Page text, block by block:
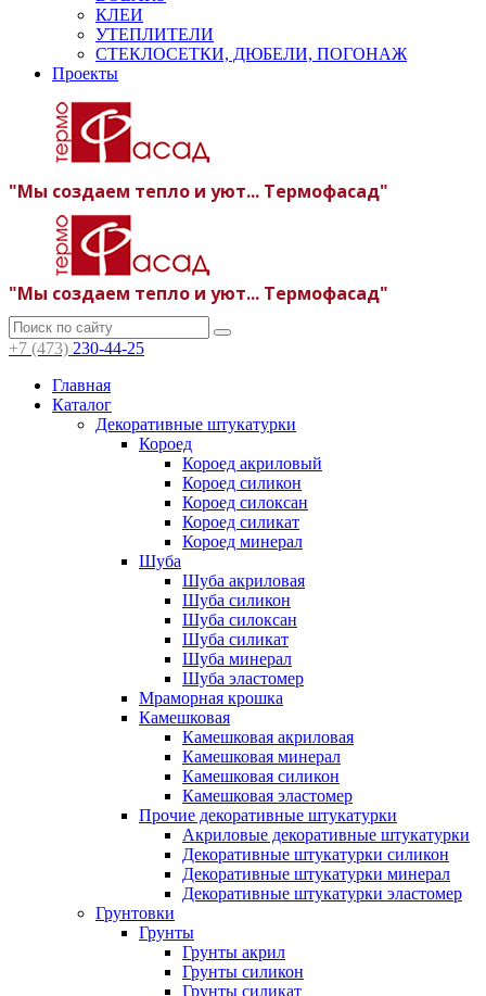
КЛЕИ
УТЕПЛИТЕЛИ
СТЕКЛОСЕТКИ, ДЮБЕЛИ, ПОГОНАЖ
Проекты
"Мы создаем тепло и уют... Термофасад"
"Мы создаем тепло и уют... Термофасад"
+7 (473) 230-44-25
Главная
Каталог
Декоративные штукатурки
Короед
Короед акриловый
Короед силикон
Короед силоксан
Короед силикат
Короед минерал
Шуба
Шуба акриловая
Шуба силикон
Шуба силоксан
Шуба силикат
Шуба минерал
Шуба эластомер
Мраморная крошка
Камешковая
Камешковая акриловая
Камешковая минерал
Камешковая силикон
Камешковая эластомер
Прочие декоративные штукатурки
Акриловые декоративные штукатурки
Декоративные штукатурки силикон
Декоративные штукатурки минерал
Декоративные штукатурки эластомер
Грунтовки
Грунты
Грунты акрил
Грунты силикон
Грунты силикат